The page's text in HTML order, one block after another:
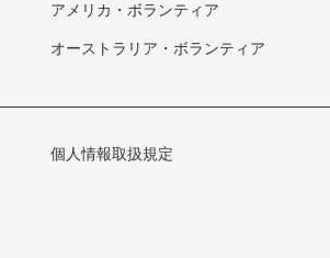
アメリカ・ボランティア
オーストラリア・ボランティア
個人情報取扱規定